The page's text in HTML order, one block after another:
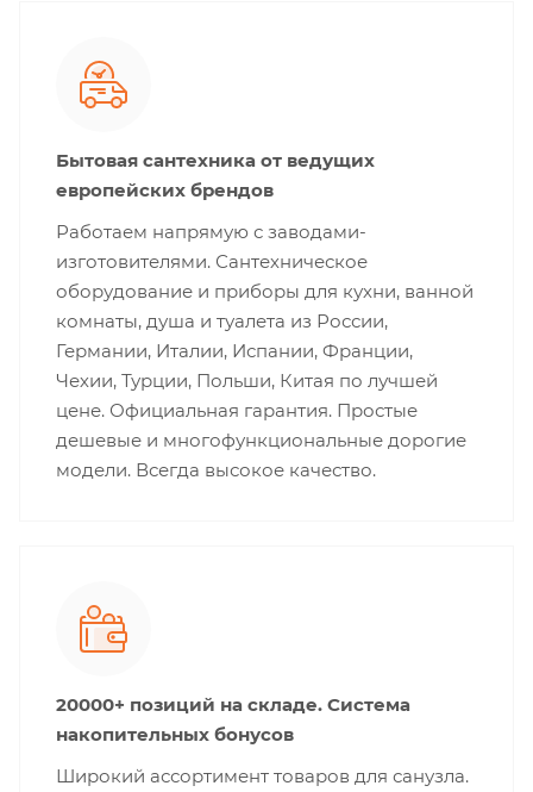
Бытовая сантехника от ведущих
европейских брендов
Работаем напрямую с заводами-
изготовителями. Сантехническое
оборудование и приборы для кухни, ванной
комнаты, душа и туалета из России,
Германии, Италии, Испании, Франции,
Чехии, Турции, Польши, Китая по лучшей
цене. Официальная гарантия. Простые
дешевые и многофункциональные дорогие
модели. Всегда высокое качество.
20000+ позиций на складе. Система
накопительных бонусов
Широкий ассортимент товаров для санузла.